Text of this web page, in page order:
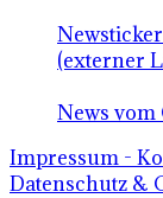
(externer
News
Impressum -
Datenschutz &